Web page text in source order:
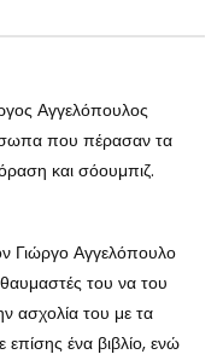
Αγγελόπουλος
που πέρασαν τα
και σόουμπιζ.
Γιώργο Αγγελόπουλο
του να του
ασχολία του με τα
ένα βιβλίο, ενώ